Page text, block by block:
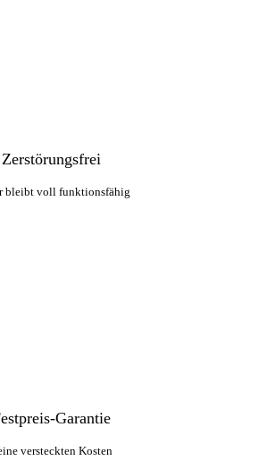
Zerstörungsfrei
bleibt voll funktionsfähig
Garantie
versteckten Kosten